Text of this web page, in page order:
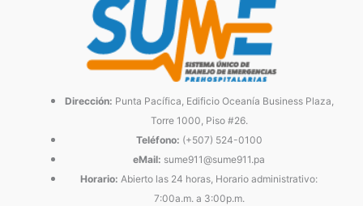
Dirección: Punta Pacífica, Edificio Oceanía Business Plaza,
Torre 1000, Piso #26.
Teléfono: (+507) 524-0100
eMail: sume911@sume911.pa
Horario: Abierto las 24 horas, Horario administrativo:
7:00a.m. a 3:00p.m.